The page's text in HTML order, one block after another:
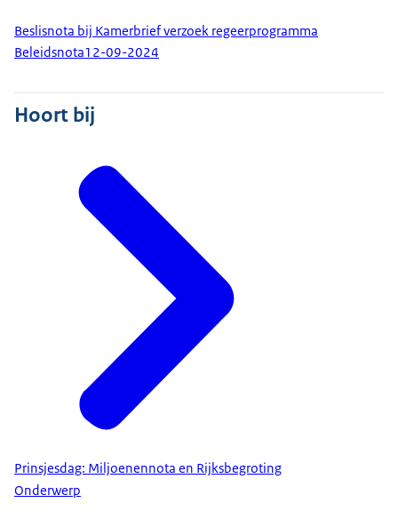
Beslisnota bij Kamerbrief verzoek regeerprogramma
Beleidsnota12-09-2024
Hoort bij
Prinsjesdag: Miljoenennota en Rijksbegroting
Onderwerp